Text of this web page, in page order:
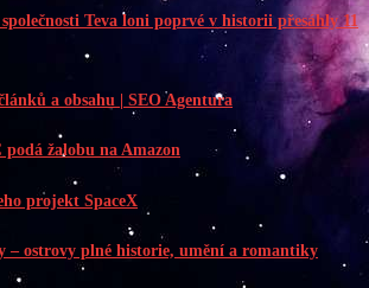
Teva loni poprvé v historii přesáhly 11
a obsahu | SEO Agentura
žalobu na Amazon
projekt SpaceX
– ostrovy plné historie, umění a romantiky